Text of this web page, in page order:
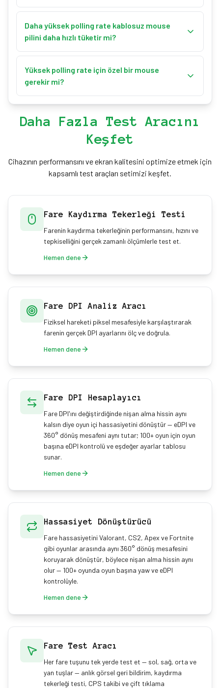
Rekabetçi oyun için 500Hz veya 1000Hz önerilir.
Sıradan oyuncular 500Hz kullanabilir; espor
oyuncuları ise genellikle 1000Hz veya daha yükseğini
Daha yüksek polling rate kablosuz mouse
pilini daha hızlı tüketir mi?
Evet, daha yüksek polling rate değerleri daha sık
iletişim gerektirir; bu da kablosuz mouse’larda pil
tüketimini artırabilir.
Yüksek polling rate için özel bir mouse
gerekir mi?
mouse’ları çoğunlukla en fazla 125Hz’e çıkar.
Daha Fazla Test Aracını
Keşfet
Cihazının performansını ve ekran kalitesini optimize etmek için
kapsamlı test araçları setimizi keşfet.
Fare Kaydırma Tekerleği Testi
Farenin kaydırma tekerleğinin performansını, hızını ve
tepkiselliğini gerçek zamanlı ölçümlerle test et.
Hemen dene
Fare DPI Analiz Aracı
Fiziksel hareketi piksel mesafesiyle karşılaştırarak
farenin gerçek DPI ayarlarını ölç ve doğrula.
Hemen dene
Fare DPI Hesaplayıcı
Fare DPI'ını değiştirdiğinde nişan alma hissin aynı
kalsın diye oyun içi hassasiyetini dönüştür — eDPI ve
360° dönüş mesafeni aynı tutar; 100+ oyun için oyun
başına eDPI kontrolü ve eşdeğer ayarlar tablosu
sunar.
Hemen dene
Hassasiyet Dönüştürücü
Fare hassasiyetini Valorant, CS2, Apex ve Fortnite
gibi oyunlar arasında aynı 360° dönüş mesafesini
koruyarak dönüştür, böylece nişan alma hissin aynı
olur — 100+ oyunda oyun başına yaw ve eDPI
kontrolüyle.
Hemen dene
Fare Test Aracı
Her fare tuşunu tek yerde test et — sol, sağ, orta ve
yan tuşlar — anlık görsel geri bildirim, kaydırma
tekerleği testi, CPS takibi ve çift tıklama